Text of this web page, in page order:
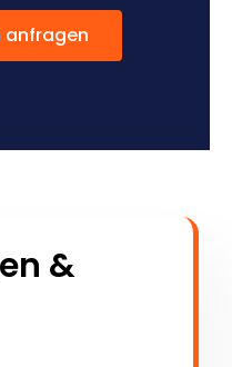
anfragen
&